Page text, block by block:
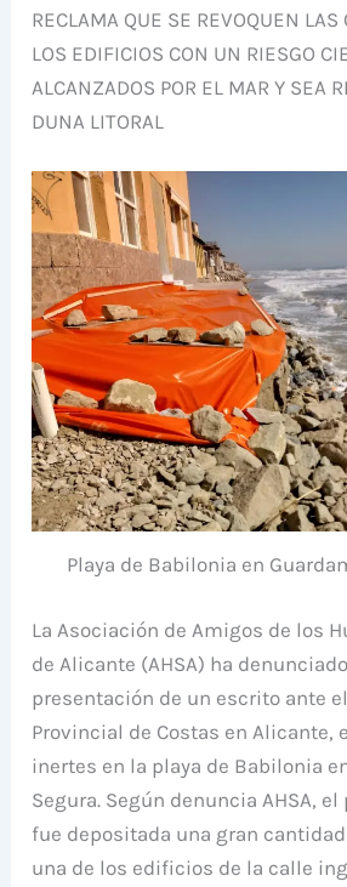
RECLAMA QUE SE REVOQUEN
LOS EDIFICIOS CON UN RIESGO
ALCANZADOS POR EL MAR Y SEA
DUNA LITORAL
Playa de Babilonia en
La Asociación de Amigos de los
de Alicante (AHSA) ha
presentación de un escrito ante
Provincial de Costas en Alicante,
inertes en la playa de Babilonia
Segura. Según denuncia AHSA,
fue depositada una gran
una de los edificios de la calle